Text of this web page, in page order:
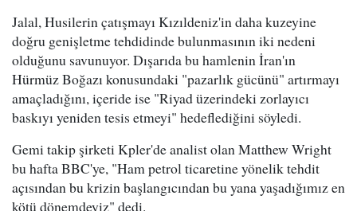
Jalal, Husilerin çatışmayı Kızıldeniz'in daha kuzeyine
doğru genişletme tehdidinde bulunmasının iki nedeni
olduğunu savunuyor. Dışarıda bu hamlenin İran'ın
Hürmüz Boğazı konusundaki "pazarlık gücünü" artırmayı
amaçladığını, içeride ise "Riyad üzerindeki zorlayıcı
baskıyı yeniden tesis etmeyi" hedeflediğini söyledi.
Gemi takip şirketi Kpler'de analist olan Matthew Wright
bu hafta BBC'ye, "Ham petrol ticaretine yönelik tehdit
açısından bu krizin başlangıcından bu yana yaşadığımız en
kötü dönemdeyiz" dedi.